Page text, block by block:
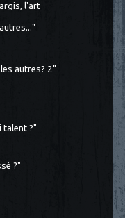
l'art
autres? 2"
talent ?"
?"